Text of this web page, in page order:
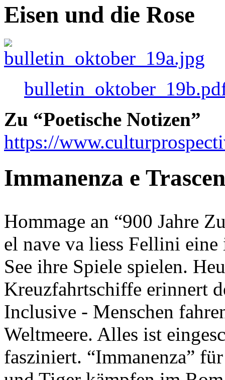
Eisen und die Rose
Zu “Poetische Notizen”
https://
Immanenza e
Hommage an “900 Jahre
el nave va liess Fellini
See ihre Spiele spielen.
Kreuzfahrtschiffe erinnert
Inclusive - Menschen
Weltmeere. Alles ist
fasziniert. “Immanenza”